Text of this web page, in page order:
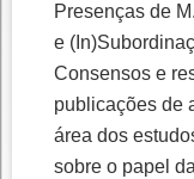
Presenças de
e
Consensos e
publicações de
área dos
sobre o papel